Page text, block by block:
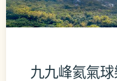
九九峰氦氣球